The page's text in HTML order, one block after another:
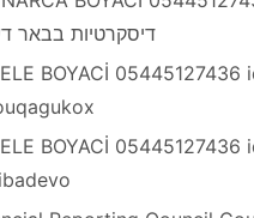
דיסקרטיות בבאר
BOYACİ 05445127436
BOYACİ 05445127436